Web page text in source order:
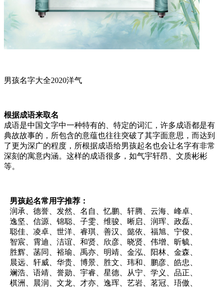
男孩名字大全2020洋气
根据成语来取名
成语是中国文字中一种特有的、特定的词汇，许多成语都是有
典故故事的，所包含的意蕴也往往突破了其字面意思，而达到
了更为深广的程度，所根据成语给男孩起名也会让名字有非常
深刻的寓意内涵。这样的成语很多，如气宇轩昂、文质彬彬
等。
男孩起名常用字推荐：
润承、德誉、发然、名自、忆鹏、轩腾、云海、峰卓、
逸坚、信源、锦聪、子雯、维骏、晰启、润珲、政磊、
聪佳、凌卓、世洋、睿琪、善汉、懿依、福旭、宁俊、
智宸、霄迪、洁谊、和贤、欣彦、晓贤、伟增、昕毓、
胜辉、菡同、裕瑜、禹亦、明靖、金泓、阳林、金森、
晨远、轩威、华贵、博景、胜文、玮和、鹏彦、皓忠、
斓浩、语靖、誉勋、宇睿、星德、从宁、学义、品正、
棋洲、晨润、文龙、才亦、逸珲、艺岩、茗冠、珸傲、